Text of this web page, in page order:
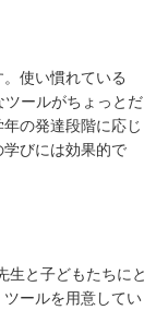
使い慣れている
ールがちょっとだ
の発達段階に応じ
びには効果的で
と子どもたちにと
ールを用意してい